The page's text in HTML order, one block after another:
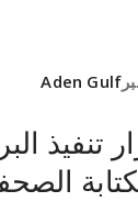
Aden Gulf
تنفيذ